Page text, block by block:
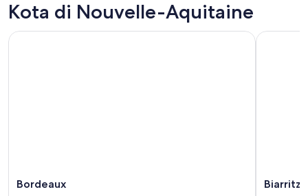
Kota di Nouvelle-Aquitaine
Bordeaux Biarritz